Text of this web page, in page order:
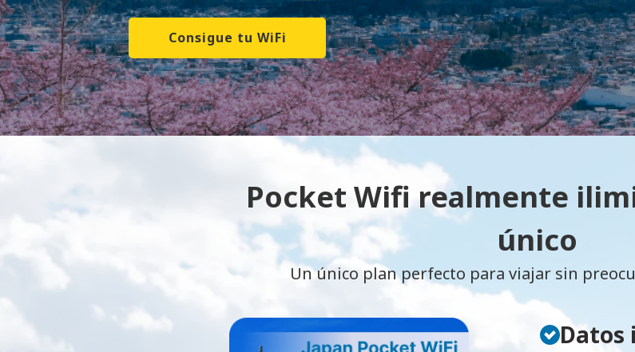
Consigue tu WiFi
Pocket Wifi realmente
único
Un único plan perfecto para viajar sin
Datos